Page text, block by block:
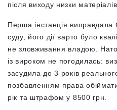
після виходу низки
Перша інстанція
суду, його дії варто було
не зловживання владою.
із вироком не погодилась:
засудила до 3 років
позбавленням права
рік та штрафом у 8500 грн.